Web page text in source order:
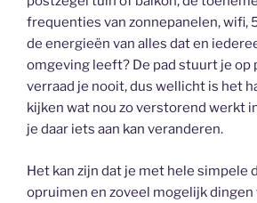
frequenties van zonnepanelen, wifi,
de energieën van alles dat en
omgeving leeft? De pad stuurt je op
verraad je nooit, dus wellicht is het
kijken wat nou zo verstorend werkt
je daar iets aan kan veranderen.
Het kan zijn dat je met hele simpele
opruimen en zoveel mogelijk dingen